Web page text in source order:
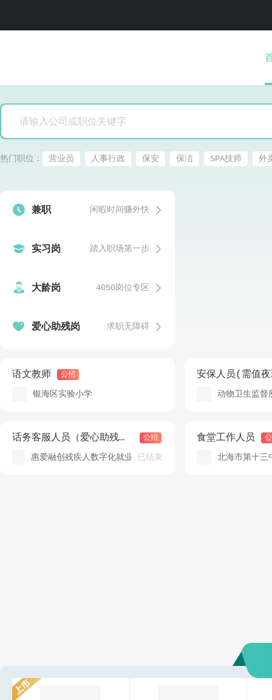
热门职位： 营业员 人事行政 保安 保洁 SPA技师 外
 兼职 闲暇时间赚外快 
 实习岗 踏入职场第一步 
 大龄岗 4050岗位专区 
 爱心助残岗 求职无障碍 
语文教师 公招
银海区实验小学
安保人员(需值
动物卫生监督
话务客服人员（爱心助残岗） 公招
惠爱融创残疾人数字化就业（北海）基地
已结束
食堂工作人员
北海市第十三